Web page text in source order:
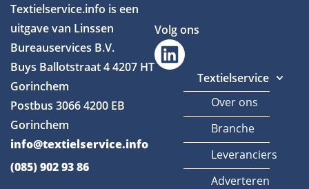
Textielservice.info is een
uitgave van Linssen
Bureauservices B.V.
Buys Ballotstraat 44207 HT
Gorinchem
Postbus 30664200 EB
Gorinchem
info@textielservice.info
(085) 902 93 86
Volg ons
Textielservice
Over ons
Branche
Leveranciers
Adverteren